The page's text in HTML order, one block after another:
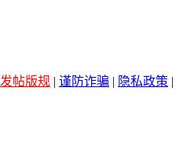
发帖版规 | 谨防诈骗 | 隐私政策 |